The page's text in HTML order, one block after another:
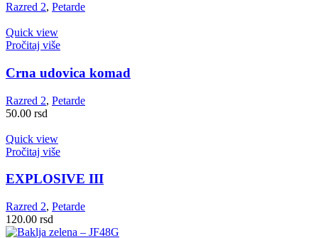
Razred 2, Petarde
Quick view
Pročitaj više
Crna udovica komad
Razred 2, Petarde
50.00 rsd
Quick view
Pročitaj više
EXPLOSIVE III
Razred 2, Petarde
120.00 rsd